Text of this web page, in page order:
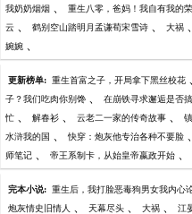
我奶奶烟烟 、 重生八零，爸妈！我自有我的
云 、 鹤别空山踏明月孟谦荀宋雪诗 、 大祸 、
婉婉 、
更新榜单: 重生首富之子，开局拿下黑丝校花
子？我们吃肉你别馋 、 在崩铁寻求邂逅是否
忙 、 解春衫 、 云老二一家的传奇故事 、
水浒我的国 、 快穿：炮灰他专治各种不要脸 、
师笔记 、 帝王系制卡，从始皇帝嬴政开始 、
完本小说: 重生后，我打脸恶毒狗男女我内心
炮灰情史旧情人 、 天幕尽头 、 大祸 、 江